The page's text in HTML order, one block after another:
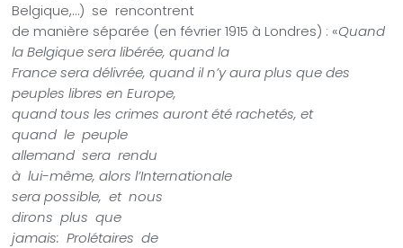
Belgique,…) se rencontrent
de manière séparée (en février 1915 à Londres) : «Quand
la Belgique sera libérée, quand la
France sera délivrée, quand il n’y aura plus que des
peuples libres en Europe,
quand tous les crimes auront été rachetés, et
quand le peuple
allemand sera rendu
à lui-même, alors l’Internationale
sera possible, et nous
dirons plus que
jamais: Prolétaires de